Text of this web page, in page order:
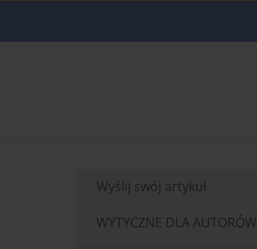
Wyślij swój artykuł
WYTYCZNE DLA AUTORÓW